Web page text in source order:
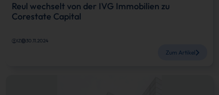
Reul wechselt von der IVG Immobilien zu
Corestate Capital
IZ 30.11.2024
Zum Artikel